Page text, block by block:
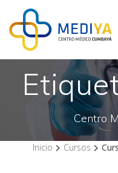
Centro
Inicio Cursos